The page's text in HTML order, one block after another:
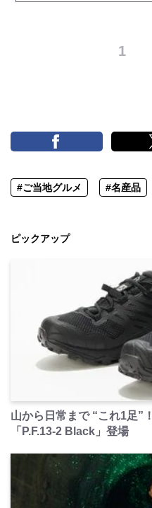
1
#ご当地グルメ #名産品
ピックアップ
山から日常まで “これ1足”
「P.F.13-2 Black」登場